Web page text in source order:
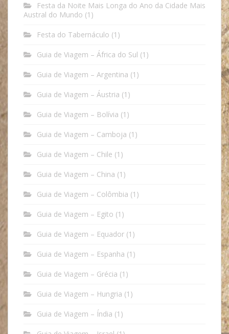
Festa da Noite Mais Longa do Ano da Cidade Mais
Austral do Mundo (1)
Festa do Tabernáculo (1)
Guia de Viagem – África do Sul (1)
Guia de Viagem – Argentina (1)
Guia de Viagem – Áustria (1)
Guia de Viagem – Bolívia (1)
Guia de Viagem – Camboja (1)
Guia de Viagem – Chile (1)
Guia de Viagem – China (1)
Guia de Viagem – Colômbia (1)
Guia de Viagem – Egito (1)
Guia de Viagem – Equador (1)
Guia de Viagem – Espanha (1)
Guia de Viagem – Grécia (1)
Guia de Viagem – Hungria (1)
Guia de Viagem – Índia (1)